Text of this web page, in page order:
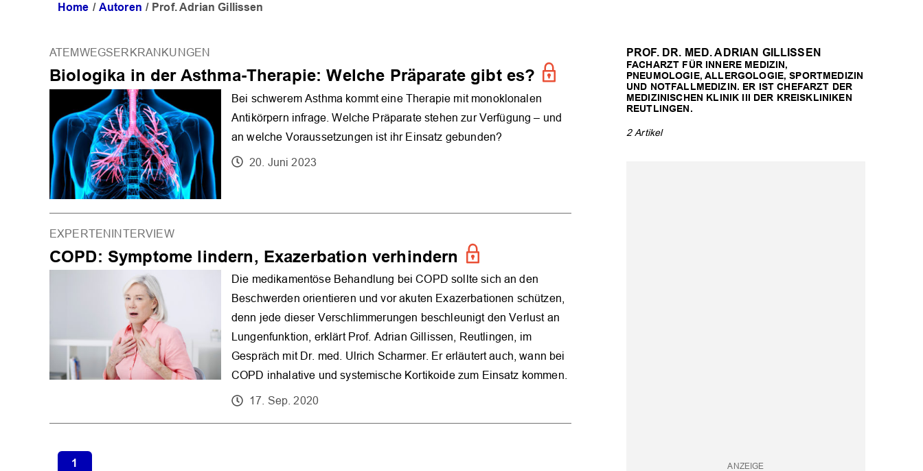
Home Autoren Prof. Adrian Gillissen
PROF. DR. MED. ADRIAN GILLISSEN
FACHARZT FÜR INNERE MEDIZIN,
PNEUMOLOGIE, ALLERGOLOGIE, SPORTMEDIZIN
UND NOTFALLMEDIZIN. ER IST CHEFARZT DER
MEDIZINISCHEN KLINIK III DER KREISKLINIKEN
REUTLINGEN.
2 Artikel
ATEMWEGSERKRANKUNGEN
Biologika in der Asthma-Therapie: Welche Präparate gibt es?
Bei schwerem Asthma kommt eine Therapie mit monoklonalen
Antikörpern infrage. Welche Präparate stehen zur Verfügung – und
an welche Voraussetzungen ist ihr Einsatz gebunden?
20. Juni 2023
EXPERTENINTERVIEW
COPD: Symptome lindern, Exazerbation verhindern
Die medikamentöse Behandlung bei COPD sollte sich an den
Beschwerden orientieren und vor akuten Exazerbationen schützen,
denn jede dieser Verschlimmerungen beschleunigt den Verlust an
Lungenfunktion, erklärt Prof. Adrian Gillissen, Reutlingen, im
Gespräch mit Dr. med. Ulrich Scharmer. Er erläutert auch, wann bei
COPD inhalative und systemische Kortikoide zum Einsatz kommen.
17. Sep. 2020
1